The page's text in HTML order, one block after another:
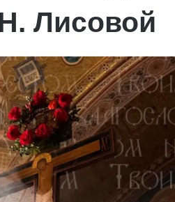
Лисовой